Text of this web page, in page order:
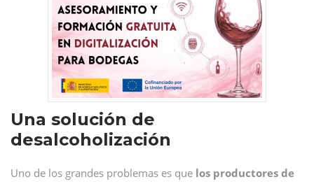
Una solución de
desalcoholización
Uno de los grandes problemas es que los productores de